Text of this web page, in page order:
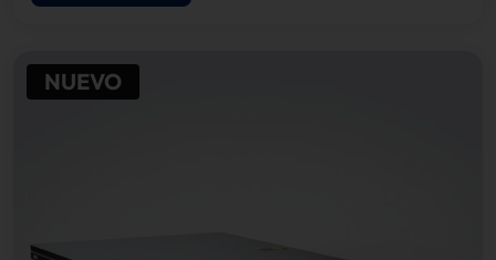
NUEVO